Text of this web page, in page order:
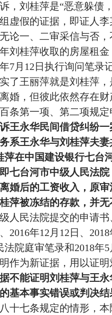
，刘桂萍是“恶意躲债
虚假的证据，即证人
论一、二审采信与否
刘桂萍收取的房屋租
7月12日执行询问笔录
了王丽萍就是刘桂萍
婚，但彼此依然存在
条第一项、第二项规定
王永华民间借贷纠纷
系王永华与刘桂萍夫
萍在中国建设银行七台
七台河市中级人民法院
婚后的工资收入，原
萍被冻结的存款，并无
人民法院提交的申请
2016年12月12日、
院庭审笔录和2018年
作为新证据，用以证
不能证明刘桂萍与王
基本事实错误或判决结
十七条规定的情形，本